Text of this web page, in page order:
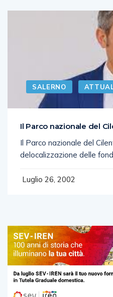
SALERNO
Il Parco nazionale del
Il Parco nazionale del
delocalizzazione delle
Luglio 26, 2002